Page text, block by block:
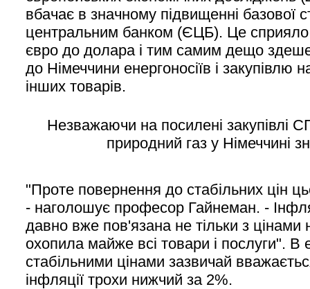
вбачає в значному підвищенні базової
центральним банком (ЄЦБ). Це сприяло
євро до долара і тим самим дещо
до Німеччини енергоносіїв і закупівлю
інших товарів.
Незважаючи на посилені закупівлі
природний газ у Німеччині
"Проте повернення до стабільних цін
- наголошує професор Гайнеман. -
давно вже пов'язана не тільки з цінами
охопила майже всі товари і послуги". В
стабільними цінами зазвичай
інфляції трохи нижчий за 2%.